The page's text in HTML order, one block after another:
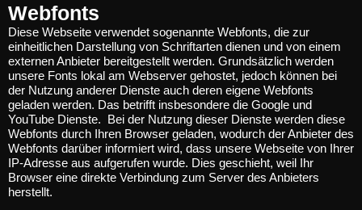
Webfonts
Diese Webseite verwendet sogenannte Webfonts, die zur
einheitlichen Darstellung von Schriftarten dienen und von einem
externen Anbieter bereitgestellt werden. Grundsätzlich werden
unsere Fonts lokal am Webserver gehostet, jedoch können bei
der Nutzung anderer Dienste auch deren eigene Webfonts
geladen werden. Das betrifft insbesondere die Google und
YouTube Dienste. Bei der Nutzung dieser Dienste werden diese
Webfonts durch Ihren Browser geladen, wodurch der Anbieter des
Webfonts darüber informiert wird, dass unsere Webseite von Ihrer
IP-Adresse aus aufgerufen wurde. Dies geschieht, weil Ihr
Browser eine direkte Verbindung zum Server des Anbieters
herstellt.